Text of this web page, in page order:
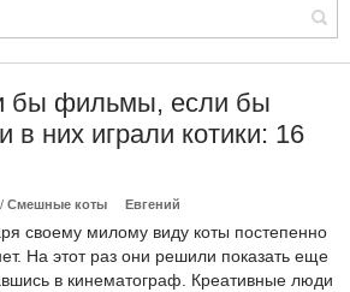
бы фильмы, если бы
в них играли котики: 16
/Смешные коты Евгений
своему милому виду коты постепенно
На этот раз они решили показать еще
в кинематограф. Креативные люди